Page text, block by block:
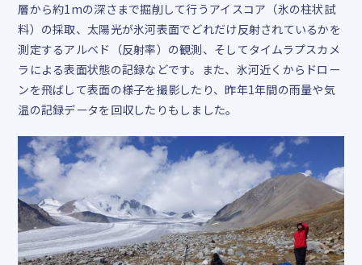
層から約1mの深さまで掘削して行うアイスコア（氷の柱状試
料）の採取、太陽光が氷河表面でどれだけ反射されているかを
測定するアルベド（反射率）の観測、そしてタイムラプスカメ
ラによる表面状態の記録などです。また、氷河近くからドロー
ンを飛ばして表面の様子を撮影したり、昨年1年間の雨量や気
温の記録データを回収したりもしました。